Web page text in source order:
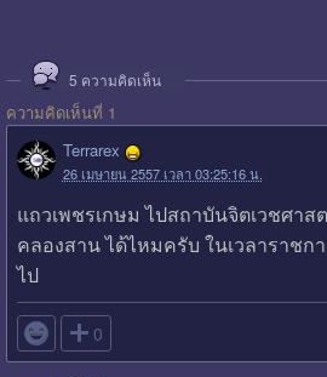
5 ความคิดเห็น
ความคิดเห็นที่ 1
Terrarex
26 เมษายน 2557 เวลา 03:25:16 น.
แถวเพชรเกษม ไปสถาบันจิตเวชศาส
คลองสาน ได้ไหมครับ ในเวลาราชก
ไป
 0